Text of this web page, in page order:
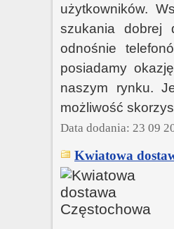
użytkowników.
szukania dobrej
odnośnie
posiadamy
naszym rynku.
możliwość
Data dodania: 23 09
Kwiatowa